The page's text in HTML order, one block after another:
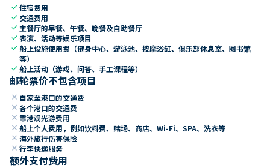
check住宿费用
check 交通费用
check 主餐厅的早餐、午餐、晚餐及自助餐厅
check表演、活动等娱乐项目
check船上设施使用费（健身中心、游泳池、按摩浴缸、俱乐部休息室、图书馆
等）
check船上活动（游戏、问答、手工课程等）
邮轮票价不包含项目
close 自家至港口的交通费
close 各个港口的交通费
close 靠港观光游费用
close 船上个人费用，例如饮料费、赌场、商店、Wi-Fi、SPA、洗衣等
close 海外旅行伤害保险
close 行李快递服务
额外支付费用